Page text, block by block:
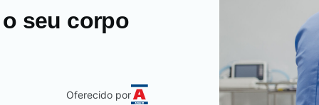
seu corpo
Oferecido por